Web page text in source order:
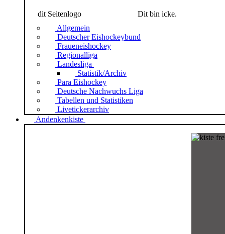
dit Seitenlogo
Dit bin icke.
Allgemein
Deutscher Eishockeybund
Fraueneishockey
Regionalliga
Landesliga
Statistik/Archiv
Para Eishockey
Deutsche Nachwuchs Liga
Tabellen und Statistiken
Livetickerarchiv
Andenkenkiste